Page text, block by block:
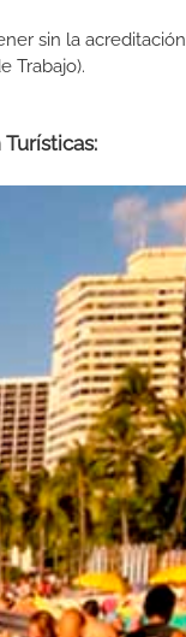
sin la
Trabajo).